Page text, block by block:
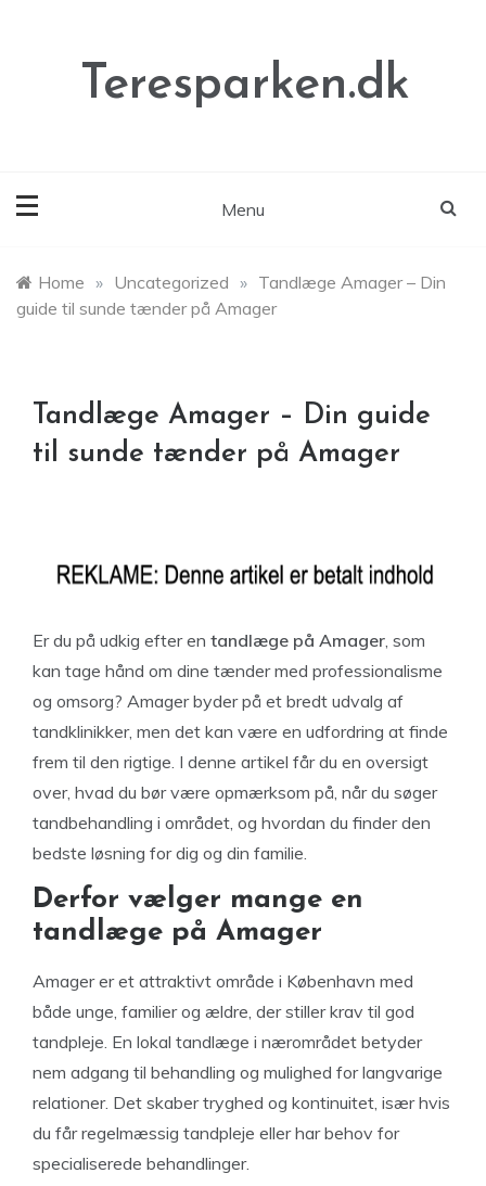
Teresparken.dk
Menu
Home » Uncategorized » Tandlæge Amager – Din
guide til sunde tænder på Amager
Tandlæge Amager – Din guide
til sunde tænder på Amager
Er du på udkig efter en tandlæge på Amager, som
kan tage hånd om dine tænder med professionalisme
og omsorg? Amager byder på et bredt udvalg af
tandklinikker, men det kan være en udfordring at finde
frem til den rigtige. I denne artikel får du en oversigt
over, hvad du bør være opmærksom på, når du søger
tandbehandling i området, og hvordan du finder den
bedste løsning for dig og din familie.
Derfor vælger mange en
tandlæge på Amager
Amager er et attraktivt område i København med
både unge, familier og ældre, der stiller krav til god
tandpleje. En lokal tandlæge i nærområdet betyder
nem adgang til behandling og mulighed for langvarige
relationer. Det skaber tryghed og kontinuitet, især hvis
du får regelmæssig tandpleje eller har behov for
specialiserede behandlinger.